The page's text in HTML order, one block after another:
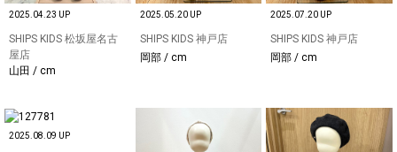
2025.04.23 UP
SHIPS KIDS 松坂屋名古
屋店
山田 / cm
2025.05.20 UP
SHIPS KIDS 神戸店
岡部 / cm
2025.07.20 UP
SHIPS KIDS 神戸店
岡部 / cm
2025.08.09 UP